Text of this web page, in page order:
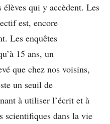
élèves qui y accèdent. Les
est, encore
Les enquêtes
15 ans, un
que chez nos voisins,
un seuil de
à utiliser l’écrit et à
scientifiques dans la vie